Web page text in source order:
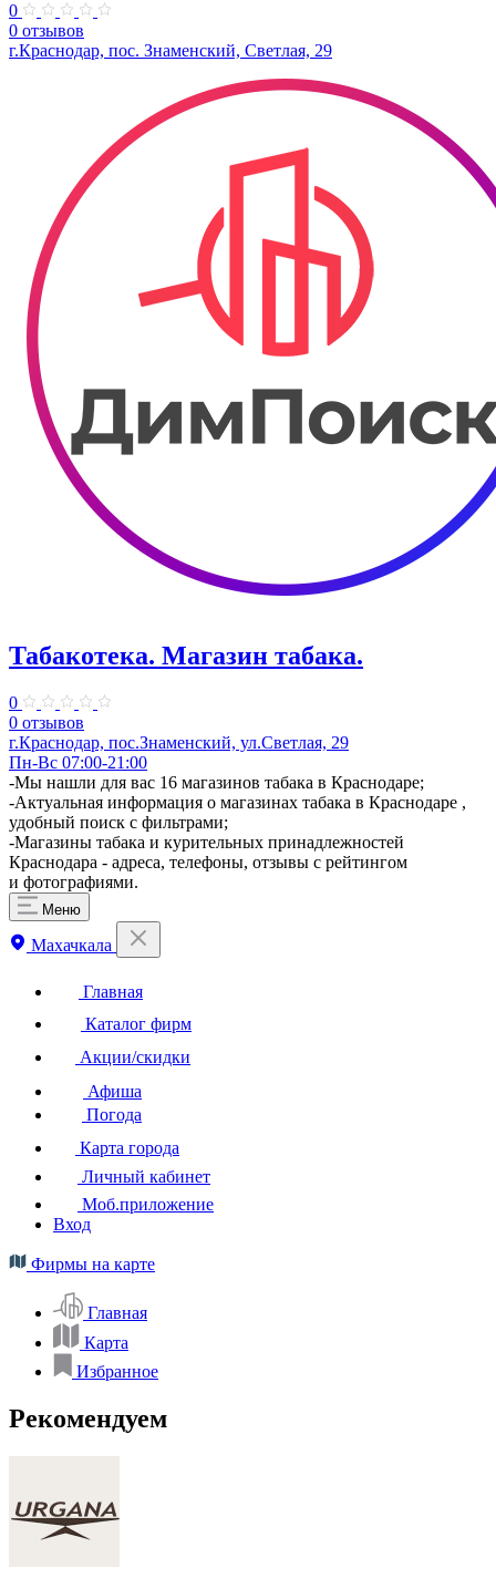
0
0 отзывов
г.Краснодар, пос. Знаменский, Светлая, 29
Табакотека. Магазин табака.
0
0 отзывов
г.Краснодар, пос.Знаменский, ул.Светлая, 29
Пн-Вс 07:00-21:00
-Мы нашли для вас 16 магазинов табака в Краснодаре;
-Актуальная информация о магазинах табака в Краснодаре ,
удобный поиск с фильтрами;
-Магазины табака и курительных принадлежностей
Краснодара - адреса, телефоны, отзывы с рейтингом
и фотографиями.
Меню
Махачкала
Главная
Каталог фирм
Акции/скидки
Афиша
Погода
Карта города
Личный кабинет
Моб.приложение
Вход
Фирмы на карте
Главная
Карта
Избранное
Рекомендуем